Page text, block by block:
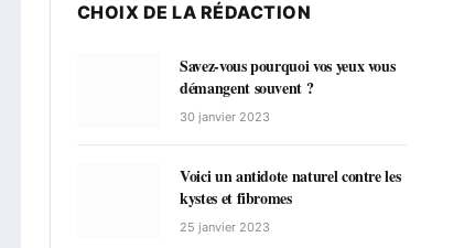
CHOIX DE LA RÉDACTION
Savez-vous pourquoi vos yeux vous
démangent souvent ?
30 janvier 2023
Voici un antidote naturel contre les
kystes et fibromes
25 janvier 2023